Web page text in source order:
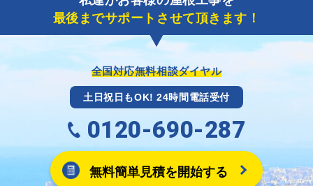
最後までサポートさせて頂きます！
全国対応無料相談ダイヤル
土日祝日もOK! 24時間電話受付
0120-690-287
無料簡単見積を開始する